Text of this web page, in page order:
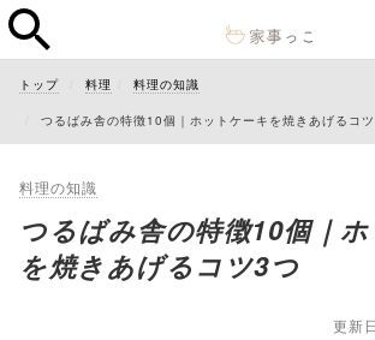
トップ 料理 料理の知識
つるばみ舎の特徴10個｜ホットケーキを焼きあげるコ
料理の知識
つるばみ舎の特徴10個｜
を焼きあげるコツ3つ
更新